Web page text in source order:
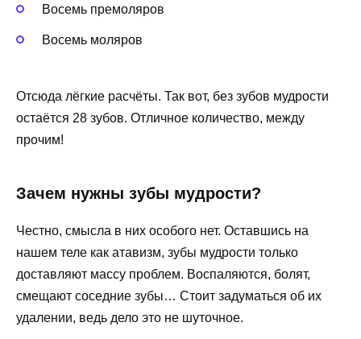
Восемь премоляров
Восемь моляров
Отсюда лёгкие расчёты. Так вот, без зубов мудрости
остаётся 28 зубов. Отличное количество, между
прочим!
Зачем нужны зубы мудрости?
Честно, смысла в них особого нет. Оставшись на
нашем теле как атавизм, зубы мудрости только
доставляют массу проблем. Воспаляются, болят,
смещают соседние зубы… Стоит задуматься об их
удалении, ведь дело это не шуточное.